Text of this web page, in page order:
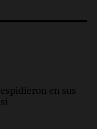
alimentos
Messi
en sus